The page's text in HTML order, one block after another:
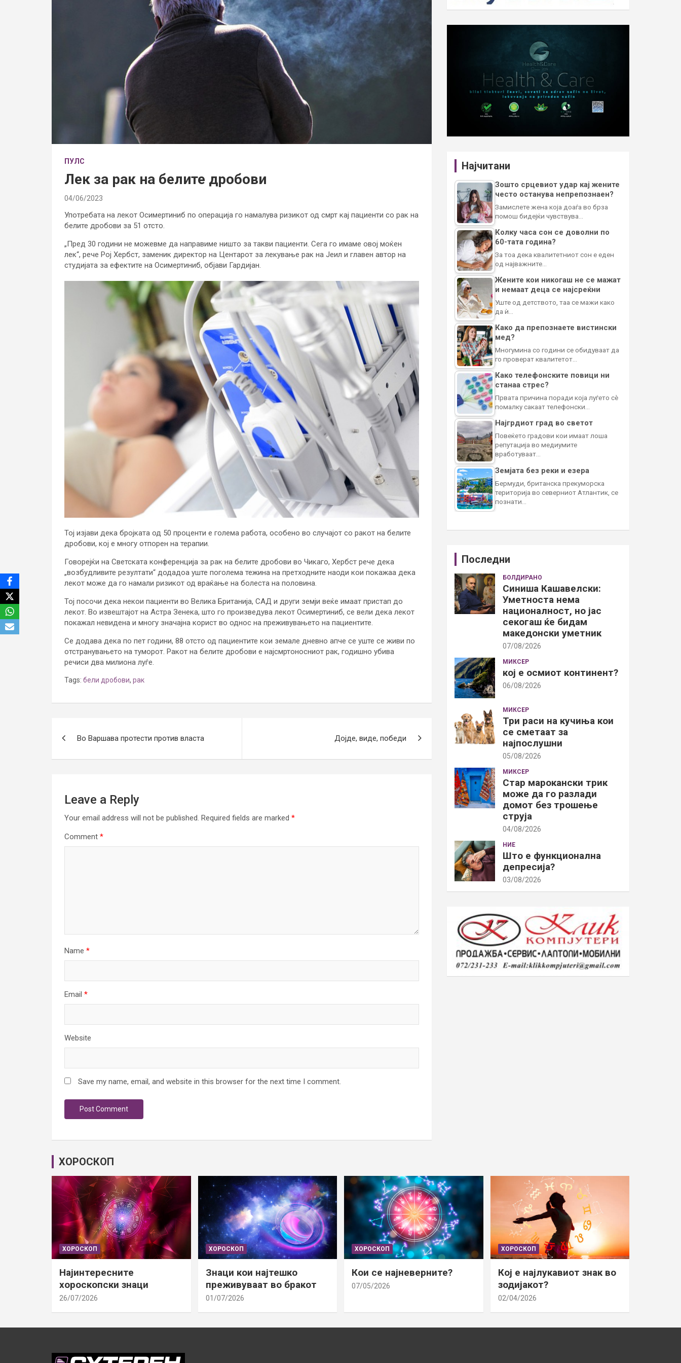
ПУЛС
Лек за рак на белите дробови
04/06/2023
Употребата на лекот Осимертиниб по операција го намалува ризикот од смрт кај пациенти со рак на
белите дробови за 51 отсто.
„Пред 30 години не можевме да направиме ништо за такви пациенти. Сега го имаме овој моќен
лек“, рече Рој Хербст, заменик директор на Центарот за лекување рак на Јеил и главен автор на
студијата за ефектите на Осимертиниб, објави Гардијан.
Тој изјави дека бројката од 50 проценти е голема работа, особено во случајот со ракот на белите
дробови, кој е многу отпорен на терапии.
Говорејќи на Светската конференција за рак на белите дробови во Чикаго, Хербст рече дека
„возбудливите резултати“ додадоа уште поголема тежина на претходните наоди кои покажаа дека
лекот може да го намали ризикот од враќање на болеста на половина.
Тој посочи дека некои пациенти во Велика Британија, САД и други земји веќе имаат пристап до
лекот. Во извештајот на Астра Зенека, што го произведува лекот Осимертиниб, се вели дека лекот
покажал невидена и многу значајна корист во однос на преживувањето на пациентите.
Се додава дека по пет години, 88 отсто од пациентите кои земале дневно апче се уште се живи по
отстранувањето на туморот. Ракот на белите дробови е најсмртоносниот рак, годишно убива
речиси два милиона луѓе.
Tags: бели дробови, рак
navigation
Во Варшава протести против власта Дојде, виде, победи
Leave a Reply
Your email address will not be published. Required fields are marked *
Comment *
Name *
Email *
Website
Save my name, email, and website in this browser for the next time I comment.
Најчитани
Зошто срцевиот удар кај жените
често останува непрепознаен?
Замислете жена која доаѓа во брза
помош бидејќи чувствува…
Колку часа сон се доволни по
60-тата година?
За тоа дека квалитетниот сон е еден
од најважните…
Жените кои никогаш не се мажат
и немаат деца се најсреќни
Уште од детството, таа се мажи како
да ѝ…
Како да препознаете вистински
мед?
Многумина со години се обидуваат да
го проверат квалитетот…
Како телефонските повици ни
станаа стрес?
Првата причина поради која луѓето сè
помалку сакаат телефонски…
Најгрдиот град во светот
Повеќето градови кои имаат лоша
репутација во медиумите
вработуваат…
Земјата без реки и езера
Бермуди, британска прекуморска
територија во северниот Атлантик, се
познати…
Последни
БОЛДИРАНО
Синиша Кашавелски:
Уметноста нема
националност, но јас
секогаш ќе бидам
македонски уметник
07/08/2026
МИКСЕР
кој е осмиот континент?
06/08/2026
МИКСЕР
Три раси на кучиња кои
се сметаат за
најпослушни
05/08/2026
МИКСЕР
Стар марокански трик
може да го разлади
домот без трошење
струја
04/08/2026
НИЕ
Што е функционална
депресија?
03/08/2026
ХОРОСКОП
ХОРОСКОП
Најинтересните
хороскопски знаци
26/07/2026
ХОРОСКОП
Знаци кои најтешко
преживуваат во бракот
01/07/2026
ХОРОСКОП
Кои се најневерните?
07/05/2026
ХОРОСКОП
Кој е најлукавиот знак во
зодијакот?
02/04/2026